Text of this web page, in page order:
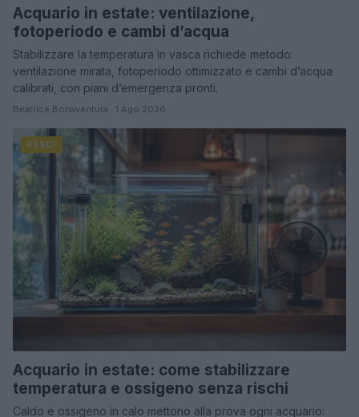
Acquario in estate: ventilazione,
fotoperiodo e cambi d’acqua
Stabilizzare la temperatura in vasca richiede metodo:
ventilazione mirata, fotoperiodo ottimizzato e cambi d’acqua
calibrati, con piani d’emergenza pronti.
Beatrice Bonaventura · 1 Ago 2026
PESCI
Acquario in estate: come stabilizzare
temperatura e ossigeno senza rischi
Caldo e ossigeno in calo mettono alla prova ogni acquario: